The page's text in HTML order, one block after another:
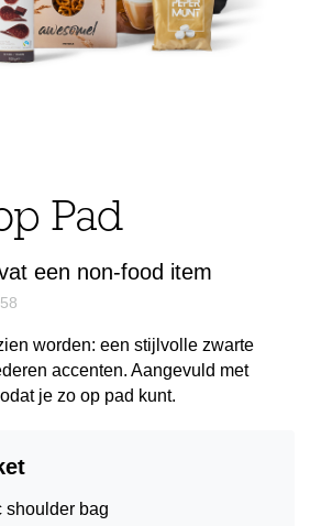
Pad
een non-food item
worden: een stijlvolle zwarte
accenten. Aangevuld met
je zo op pad kunt.
shoulder bag